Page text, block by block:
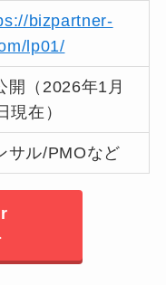
bizpartner-
lp01/
開（2026年1月
現在）
サル/PMOなど